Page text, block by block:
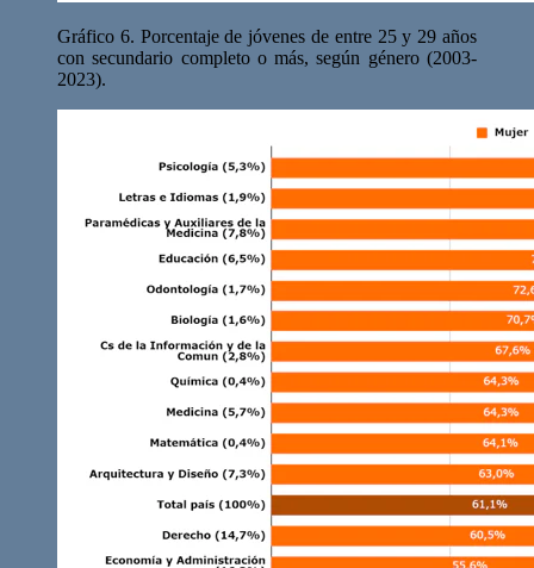
Gráfico 6. Porcentaje de jóvenes de entre 25 y 29 años
con secundario completo o más, según género (2003-
2023).